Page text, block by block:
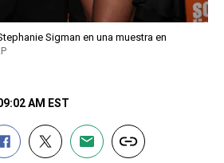
Sigman en una muestra en
AM EST